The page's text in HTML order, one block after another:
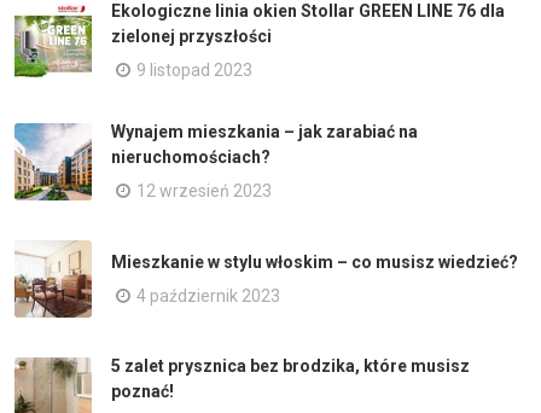
Ekologiczne linia okien Stollar GREEN LINE 76 dla
zielonej przyszłości
9 listopad 2023
Wynajem mieszkania – jak zarabiać na
nieruchomościach?
12 wrzesień 2023
Mieszkanie w stylu włoskim – co musisz wiedzieć?
4 październik 2023
5 zalet prysznica bez brodzika, które musisz
poznać!